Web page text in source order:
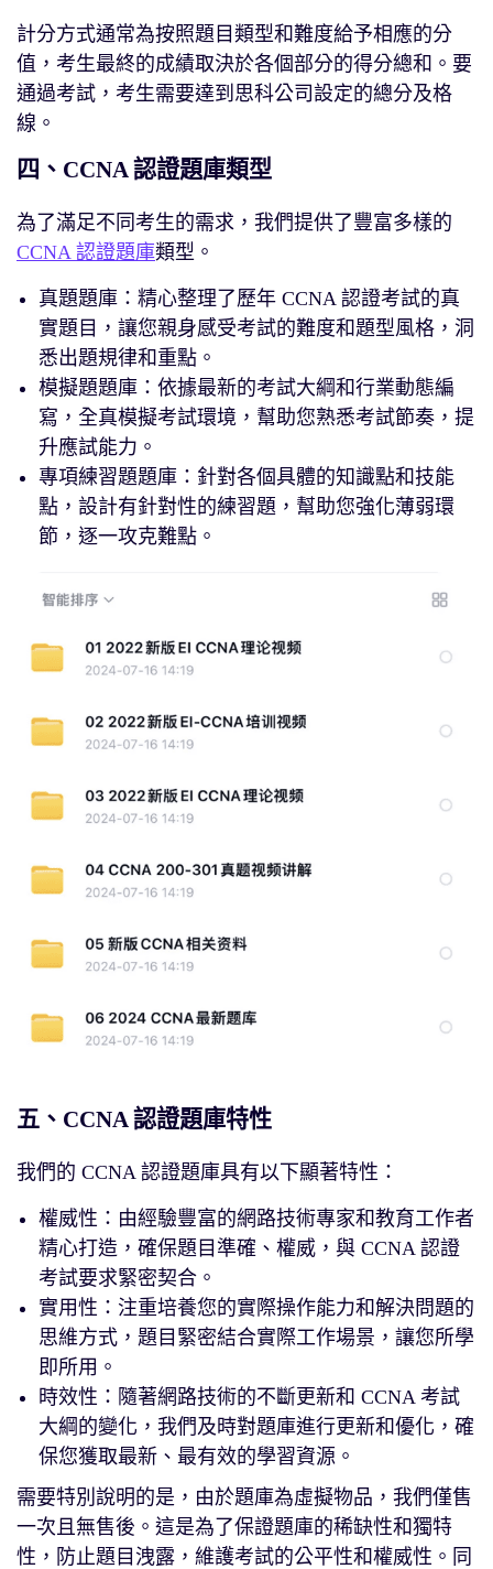
計分方式通常為按照題目類型和難度給予相應的分
值，考生最終的成績取決於各個部分的得分總和。要
通過考試，考生需要達到思科公司設定的總分及格
線。
四、CCNA 認證題庫類型
為了滿足不同考生的需求，我們提供了豐富多樣的
CCNA 認證題庫類型。
真題題庫：精心整理了歷年 CCNA 認證考試的真
實題目，讓您親身感受考試的難度和題型風格，洞
悉出題規律和重點。
模擬題題庫：依據最新的考試大綱和行業動態編
寫，全真模擬考試環境，幫助您熟悉考試節奏，提
升應試能力。
專項練習題題庫：針對各個具體的知識點和技能
點，設計有針對性的練習題，幫助您強化薄弱環
節，逐一攻克難點。
五、CCNA 認證題庫特性
我們的 CCNA 認證題庫具有以下顯著特性：
權威性：由經驗豐富的網路技術專家和教育工作者
精心打造，確保題目準確、權威，與 CCNA 認證
考試要求緊密契合。
實用性：注重培養您的實際操作能力和解決問題的
思維方式，題目緊密結合實際工作場景，讓您所學
即所用。
時效性：隨著網路技術的不斷更新和 CCNA 考試
大綱的變化，我們及時對題庫進行更新和優化，確
保您獲取最新、最有效的學習資源。
需要特別說明的是，由於題庫為虛擬物品，我們僅售
一次且無售後。這是為了保證題庫的稀缺性和獨特
性，防止題目洩露，維護考試的公平性和權威性。同